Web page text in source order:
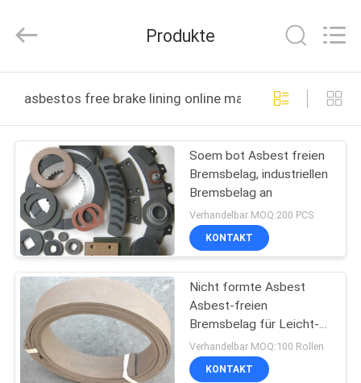
PRODUKTE
ÜBER
UNS
FABRIK-
AUSFLUG
QUALITÄTSKONTROLLE
Reserved.
Produkte
asbestos free brake lining online manufacture
Soem bot Asbest freien
Bremsbelag, industriellen
Bremsbelag an
Verhandelbar MOQ:200 PCS
KONTAKT
Nicht formte Asbest
Asbest-freien
Bremsbelag für Leicht-
LKW
Verhandelbar MOQ:100 Rollen
KONTAKT